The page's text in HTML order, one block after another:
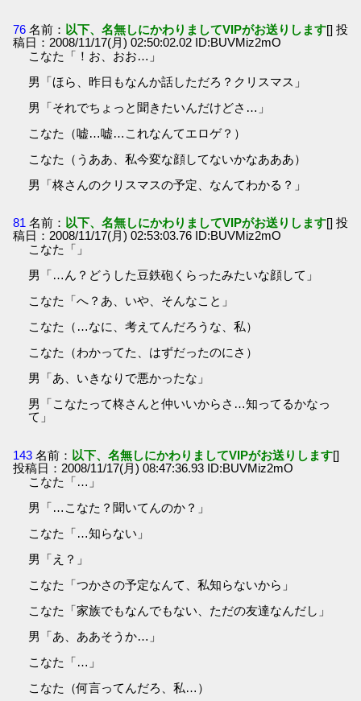
76 名前： 以下、名無しにかわりましてVIPがお送りします[] 投
稿日：2008/11/17(月) 02:50:02.02 ID:BUVMiz2mO
こなた「！お、おお…」
男「ほら、昨日もなんか話しただろ？クリスマス」
男「それでちょっと聞きたいんだけどさ…」
こなた（嘘…嘘…これなんてエロゲ？）
こなた（うああ、私今変な顔してないかなあああ）
男「柊さんのクリスマスの予定、なんてわかる？」
81 名前： 以下、名無しにかわりましてVIPがお送りします[] 投
稿日：2008/11/17(月) 02:53:03.76 ID:BUVMiz2mO
こなた「」
男「…ん？どうした豆鉄砲くらったみたいな顔して」
こなた「へ？あ、いや、そんなこと」
こなた（…なに、考えてんだろうな、私）
こなた（わかってた、はずだったのにさ）
男「あ、いきなりで悪かったな」
男「こなたって柊さんと仲いいからさ…知ってるかなっ
て」
143 名前： 以下、名無しにかわりましてVIPがお送りします[]
投稿日：2008/11/17(月) 08:47:36.93 ID:BUVMiz2mO
こなた「…」
男「…こなた？聞いてんのか？」
こなた「…知らない」
男「え？」
こなた「つかさの予定なんて、私知らないから」
こなた「家族でもなんでもない、ただの友達なんだし」
男「あ、ああそうか…」
こなた「…」
こなた（何言ってんだろ、私…）